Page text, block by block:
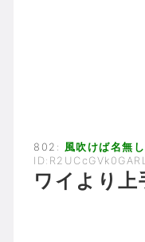
802: 風吹けば名無し
ワイより上